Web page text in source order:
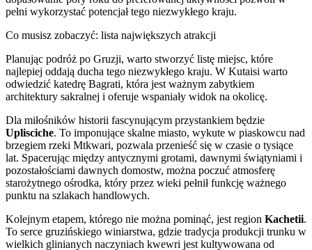
pełni wykorzystać potencjał tego niezwykłego kraju.
Co musisz zobaczyć: lista największych atrakcji
Planując podróż po Gruzji, warto stworzyć listę miejsc, które
najlepiej oddają ducha tego niezwykłego kraju. W Kutaisi warto
odwiedzić katedrę Bagrati, która jest ważnym zabytkiem
architektury sakralnej i oferuje wspaniały widok na okolicę.
Dla miłośników historii fascynującym przystankiem będzie
Uplisciche. To imponujące skalne miasto, wykute w piaskowcu nad
brzegiem rzeki Mtkwari, pozwala przenieść się w czasie o tysiące
lat. Spacerując między antycznymi grotami, dawnymi świątyniami i
pozostałościami dawnych domostw, można poczuć atmosferę
starożytnego ośrodka, który przez wieki pełnił funkcję ważnego
punktu na szlakach handlowych.
Kolejnym etapem, którego nie można pominąć, jest region Kachetii.
To serce gruzińskiego winiarstwa, gdzie tradycja produkcji trunku w
wielkich glinianych naczyniach kwewri jest kultywowana od